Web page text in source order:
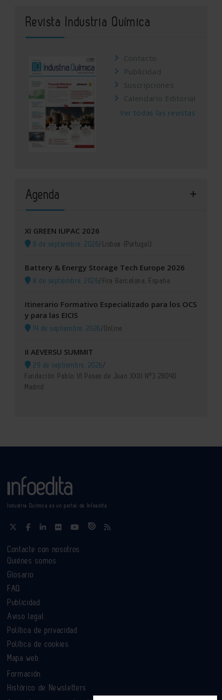
Revista Industria Química
Contacto
Publicidad
Suscripciones
Calendario Editorial
Ver todas las revistas
Agenda
XI GREEN IUPAC 2026
8 de septiembre, 2026/Lisboa (Portugal)
Battery & Energy Storage Tech Europe 2026
8 de septiembre, 2026/Fira Barcelona, España
Itinerario Formativo Especializado para los OCS
y para las EICIS
14 de septiembre, 2026/Online
II AEVERSU SUMMIT
29 de septiembre, 2026/
Fundación Pablo VI Paseo de Juan XXIII Nº3 28040
Madrid
Industria Química es un portal de Infoedita
Contacte con nosotros
Quiénes somos
Glosario
FAQ
Publicidad
Aviso legal
Política de privacidad
Política de cookies
Mapa web
Formación
Histórico de Newsletters